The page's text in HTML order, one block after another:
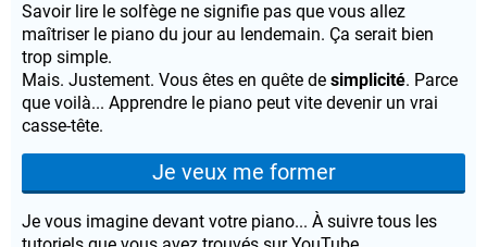
Savoir lire le solfège ne signifie pas que vous allez
maîtriser le piano du jour au lendemain. Ça serait bien
trop simple.
Mais. Justement. Vous êtes en quête de simplicité. Parce
que voilà... Apprendre le piano peut vite devenir un vrai
casse-tête.
Je veux me former
Je vous imagine devant votre piano... À suivre tous les